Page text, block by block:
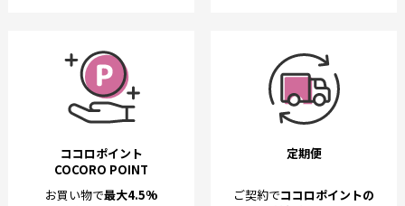
ココロポイント
COCORO POINT
お買い物で最大4.5%
定期便
ご契約でココロポイントの